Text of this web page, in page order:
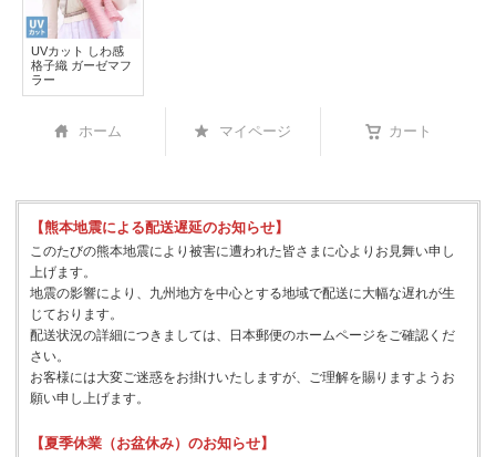
UVカット しわ感
格子織 ガーゼマフ
ラー
ホーム マイページ カート
【熊本地震による配送遅延のお知らせ】
このたびの熊本地震により被害に遭われた皆さまに心よりお見舞い申し
上げます。
地震の影響により、九州地方を中心とする地域で配送に大幅な遅れが生
じております。
配送状況の詳細につきましては、日本郵便のホームページをご確認くだ
さい。
お客様には大変ご迷惑をお掛けいたしますが、ご理解を賜りますようお
願い申し上げます。
【夏季休業（お盆休み）のお知らせ】